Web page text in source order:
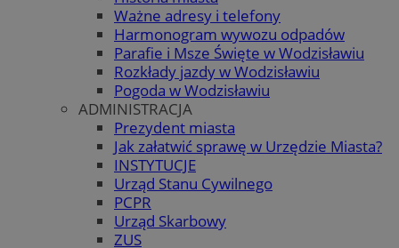
Ważne adresy i telefony
Harmonogram wywozu odpadów
Parafie i Msze Święte w Wodzisławiu
Rozkłady jazdy w Wodzisławiu
Pogoda w Wodzisławiu
ADMINISTRACJA
Prezydent miasta
Jak załatwić sprawę w Urzędzie Miasta?
INSTYTUCJE
Urząd Stanu Cywilnego
PCPR
Urząd Skarbowy
ZUS